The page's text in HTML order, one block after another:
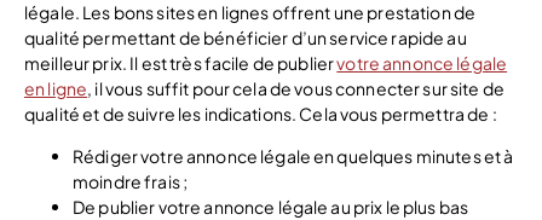
légale. Les bons sites en lignes offrent une prestation de
qualité permettant de bénéficier d’un service rapide au
meilleur prix. Il est très facile de publiervotre annonce légale
en ligne, il vous suffit pour cela de vous connecter sur site de
qualité et de suivre les indications. Cela vous permettra de :
Rédiger votre annonce légale en quelques minutes et à
moindre frais ;
De publier votre annonce légale au prix le plus bas